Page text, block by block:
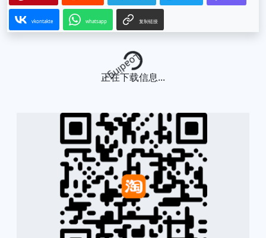
vkontakte whatsapp 复制链接
Loading...
正在下载信息...